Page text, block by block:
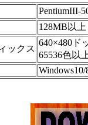
PentiumIII-
128MB以
ックス
640×480ド
65536色以